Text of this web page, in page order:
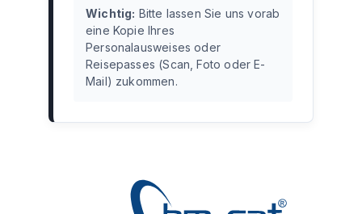
Wichtig: Bitte lassen Sie uns vorab
eine Kopie Ihres
Personalausweises oder
Reisepasses (Scan, Foto oder E-
Mail) zukommen.